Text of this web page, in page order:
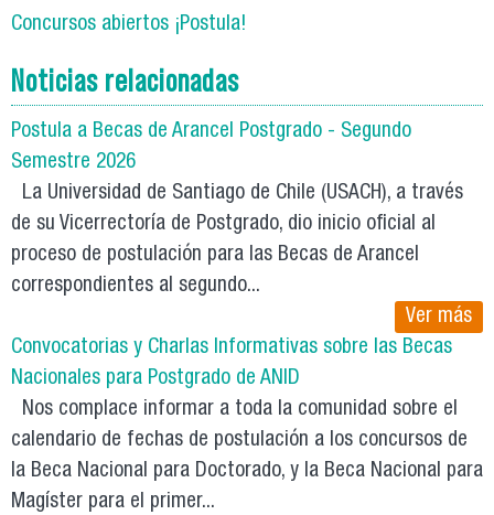
Concursos abiertos ¡Postula!
Noticias relacionadas
Postula a Becas de Arancel Postgrado - Segundo
Semestre 2026
La Universidad de Santiago de Chile (USACH), a través
de su Vicerrectoría de Postgrado, dio inicio oficial al
proceso de postulación para las Becas de Arancel
correspondientes al segundo...
Ver más
Convocatorias y Charlas Informativas sobre las Becas
Nacionales para Postgrado de ANID
Nos complace informar a toda la comunidad sobre el
calendario de fechas de postulación a los concursos de
la Beca Nacional para Doctorado, y la Beca Nacional para
Magíster para el primer...